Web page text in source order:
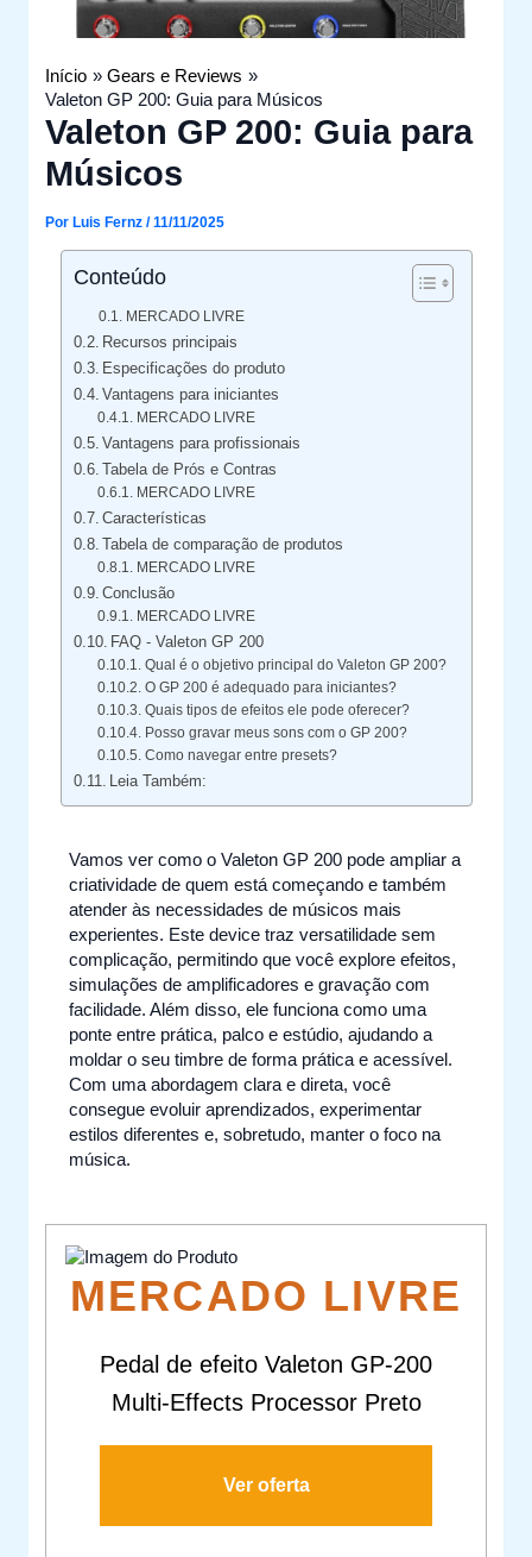
Início
Gears e Reviews
Valeton GP 200: Guia para Músicos
Valeton GP 200: Guia para
Músicos
PorLuis Fernz/11/11/2025
Conteúdo
MERCADO LIVRE
Recursos principais
Especificações do produto
Vantagens para iniciantes
MERCADO LIVRE
Vantagens para profissionais
Tabela de Prós e Contras
MERCADO LIVRE
Características
Tabela de comparação de produtos
MERCADO LIVRE
Conclusão
MERCADO LIVRE
FAQ - Valeton GP 200
Qual é o objetivo principal do Valeton GP 200?
O GP 200 é adequado para iniciantes?
Quais tipos de efeitos ele pode oferecer?
Posso gravar meus sons com o GP 200?
Como navegar entre presets?
Leia Também:
Vamos ver como o Valeton GP 200 pode ampliar a
criatividade de quem está começando e também
atender às necessidades de músicos mais
experientes. Este device traz versatilidade sem
complicação, permitindo que você explore efeitos,
simulações de amplificadores e gravação com
facilidade. Além disso, ele funciona como uma
ponte entre prática, palco e estúdio, ajudando a
moldar o seu timbre de forma prática e acessível.
Com uma abordagem clara e direta, você
consegue evoluir aprendizados, experimentar
estilos diferentes e, sobretudo, manter o foco na
música.
MERCADO LIVRE
Pedal de efeito Valeton GP-200
Multi-Effects Processor Preto
Ver oferta